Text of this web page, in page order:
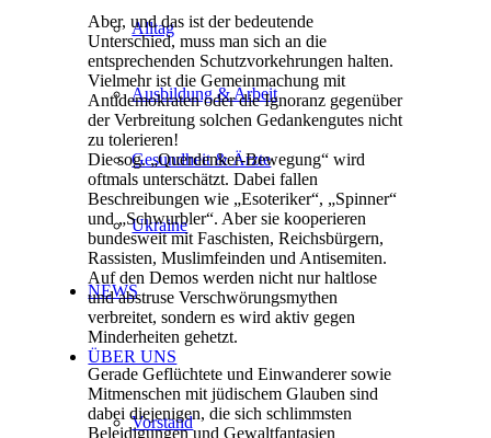
Alltag
Ausbildung & Arbeit
Gesundheit & Ärzte
Ukraine
NEWS
ÜBER UNS
Vorstand
Aber, und das ist der bedeutende
Unterschied, muss man sich an die
entsprechenden Schutzvorkehrungen halten.
Vielmehr ist die Gemeinmachung mit
Antidemokraten oder die Ignoranz gegenüber
der Verbreitung solchen Gedankengutes nicht
zu tolerieren!
Die sog. „Querdenker-Bewegung“ wird
oftmals unterschätzt. Dabei fallen
Beschreibungen wie „Esoteriker“, „Spinner“
und „Schwurbler“. Aber sie kooperieren
bundesweit mit Faschisten, Reichsbürgern,
Rassisten, Muslimfeinden und Antisemiten.
Auf den Demos werden nicht nur haltlose
und abstruse Verschwörungsmythen
verbreitet, sondern es wird aktiv gegen
Minderheiten gehetzt.
Gerade Geflüchtete und Einwanderer sowie
Mitmenschen mit jüdischem Glauben sind
dabei diejenigen, die sich schlimmsten
Beleidigungen und Gewaltfantasien